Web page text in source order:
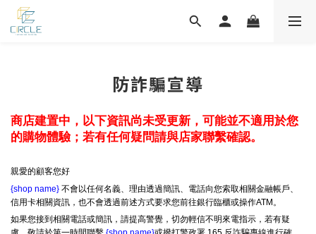
防詐騙宣導
商店建置中，以下資訊尚未受更新，可能並不適用於您
的購物體驗；若有任何疑問請與店家聯繫確認。
親愛的顧客您好
{shop name} 不會以任何名義、理由透過簡訊、電話向您索取相關金融帳戶、
信用卡相關資訊，也不會透過前述方式要求您前往銀行臨櫃或操作ATM。
如果您接到相關電話或簡訊，請提高警覺，切勿輕信不明來電指示，若有疑